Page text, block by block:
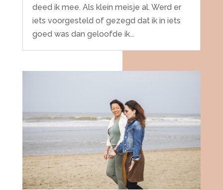
deed ik mee. Als klein meisje al. Werd er
iets voorgesteld of gezegd dat ik in iets
goed was dan geloofde ik...